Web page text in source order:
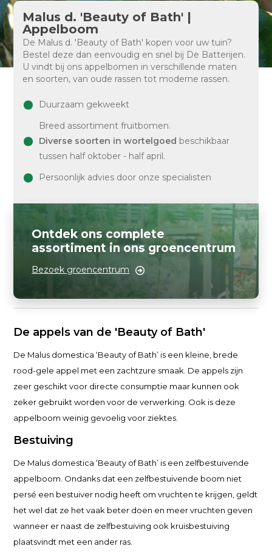
Malus d. 'Beauty of Bath' |
Appelboom
De Malus d. 'Beauty of Bath' kopen voor uw tuin?
Bestel deze dan eenvoudig en snel bij De Batterijen.
U vindt bij ons appelbomen in verschillende maten
en soorten, van oude rassen tot moderne rassen.
Duurzaam gekweekt
Breed assortiment fruitbomen.
Diverse soorten in wortelgoed beschikbaar
tussen half oktober - half april.
Persoonlijk advies door onze specialisten
Ontdek ons complete
assortiment in ons groencentrum
Bezoek groencentrum
De appels van de 'Beauty of Bath'
De Malus domestica ‘Beauty of Bath’ is een kleine, brede
rood-gele appel met een zachtzure smaak. De appels zijn
zeer geschikt voor directe consumptie maar kunnen ook
zeker gebruikt worden voor de verwerking. Ook is deze
appelboom weinig gevoelig voor ziektes.
Bestuiving
De Malus domestica ‘Beauty of Bath’ is een zelfbestuivende
appelboom. Ondanks dat een zelfbestuivende boom niet
persé een bestuiver nodig heeft om vruchten te krijgen, geldt
het wel dat ze het vaak beter doen en meer vruchten geven
wanneer er naast de zelfbestuiving ook kruisbestuiving
plaatsvindt met een ander ras.